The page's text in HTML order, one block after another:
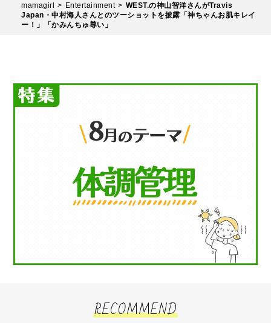
mamagirl Entertainment
WEST.の神山智洋さんがTravis
Japan・中村海人さんとのツーショットを披露「神ちゃんお肌キレイ
ー！」「かみんちゅ尊い」
RECOMMEND